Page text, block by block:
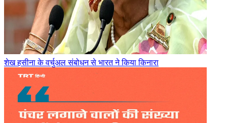
शेख हसीना के वर्चुअल संबोधन से भारत ने किया किनारा